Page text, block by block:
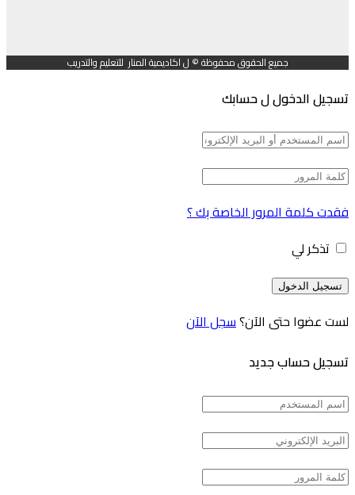
جميع الحقوق محفوظة © ل اكاديمية المنار للتعليم والتدريب
تسجيل الدخول ل حسابك
فقدت كلمة المرور الخاصة بك ؟
تذكر لي
لست عضوا حتى الآن؟سجل الآن
تسجيل حساب جديد